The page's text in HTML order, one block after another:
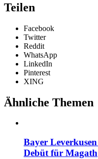
Teilen
Facebook
Twitter
Reddit
WhatsApp
LinkedIn
Pinterest
XING
Ähnliche Themen
Bayer
Debüt für Magath